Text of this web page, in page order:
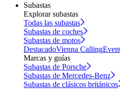
Subastas
Explorar subastas
Todas las subastas
Subastas de coches
Subastas de motos
DestacadoVienna Calling
Marcas y guías
Subastas de Porsche
Subastas de Mercedes-Benz
Subastas de clásicos británicos